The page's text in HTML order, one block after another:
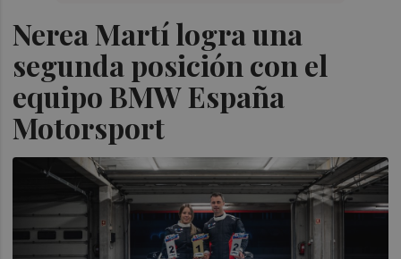
Nerea Martí logra una
segunda posición con el
equipo BMW España
Motorsport